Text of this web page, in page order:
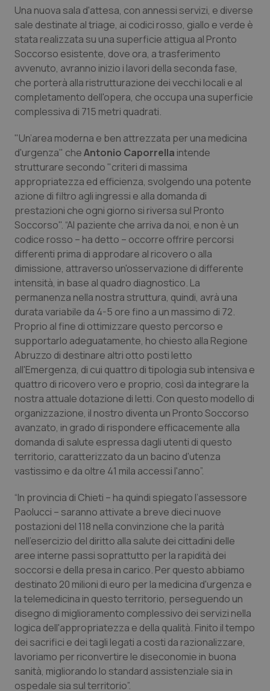
Lazio
Liguria
Lombardia
Marche
Molise
Piemonte
Provincia Autonoma di Bolzano
Provincia Autonoma di Trento
Puglia
Sardegna
Sicilia
Toscana
Umbria
Valle D’Aosta
Veneto
Diabete & glucometri
Disturbi dell’umore
Dolore
Donna & Salute
Epatiti
HIV
Infezioni & Febbre
Ipertensione & Scompenso
Malattie rare
Malattia di Crohn & Rettocolite Ulcerosa
Neuroscienze & patologie neurodegenerative
Obesità
Oftalmologia
Oncodermatologia
Oncoematologia
Psoriasi & pelle
Quotidiano Cardiologia
Quotidiano Chirurgia
Quotidiano Oncologia
Quotidiano Pediatria
Rene & patologie urogenitali
Una nuova sala d'attesa, con annessi servizi, e diverse
sale destinate al triage, ai codici rosso, giallo e verde è
stata realizzata su una superficie attigua al Pronto
Soccorso esistente, dove ora, a trasferimento
avvenuto, avranno inizio i lavori della seconda fase,
che porterà alla ristrutturazione dei vecchi locali e al
completamento dell'opera, che occupa una superficie
complessiva di 715 metri quadrati.
"Un’area moderna e ben attrezzata per una medicina
d'urgenza" cheAntonio Caporrella intende
strutturare secondo "criteri di massima
appropriatezza ed efficienza, svolgendo una potente
azione di filtro agli ingressi e alla domanda di
prestazioni che ogni giorno si riversa sul Pronto
Soccorso". “Al paziente che arriva da noi, e non è un
codice rosso – ha detto – occorre offrire percorsi
differenti prima di approdare al ricovero o alla
dimissione, attraverso un'osservazione di differente
intensità, in base al quadro diagnostico. La
permanenza nella nostra struttura, quindi, avrà una
durata variabile da 4-5 ore fino a un massimo di 72.
Proprio al fine di ottimizzare questo percorso e
supportarlo adeguatamente, ho chiesto alla Regione
Abruzzo di destinare altri otto posti letto
all'Emergenza, di cui quattro di tipologia sub intensiva e
quattro di ricovero vero e proprio, così da integrare la
nostra attuale dotazione di letti. Con questo modello di
organizzazione, il nostro diventa un Pronto Soccorso
avanzato, in grado di rispondere efficacemente alla
domanda di salute espressa dagli utenti di questo
territorio, caratterizzato da un bacino d'utenza
vastissimo e da oltre 41 mila accessi l'anno”.
“In provincia di Chieti – ha quindi spiegato l’assessore
Paolucci – saranno attivate a breve dieci nuove
postazioni del 118 nella convinzione che la parità
nell'esercizio del diritto alla salute dei cittadini delle
aree interne passi soprattutto per la rapidità dei
soccorsi e della presa in carico. Per questo abbiamo
destinato 20 milioni di euro per la medicina d'urgenza e
la telemedicina in questo territorio, perseguendo un
disegno di miglioramento complessivo dei servizi nella
logica dell'appropriatezza e della qualità. Finito il tempo
dei sacrifici e dei tagli legati a costi da razionalizzare,
lavoriamo per riconvertire le diseconomie in buona
sanità, migliorando lo standard assistenziale sia in
ospedale sia sul territorio”.